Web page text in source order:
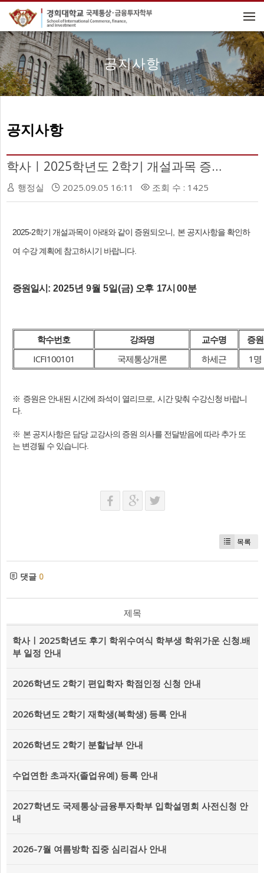
메뉴 건너뛰기
공지사항
공지사항
학사ㅣ2025학년도 2학기 개설과목 증원 안내(09월 05일 17:00예정)
행정실 2025.09.05 16:11 조회 수 : 1425
2025-2학기 개설과목이 아래와 같이 증원되오니
본 공지사항을 확인하
여 수강 계획에 참고하시기 바랍니다.
증원일시 : 2025년 9월 5일(금) 오후 17시 00분
학수번호 강좌명 교수명
증원
ICFI100101
국제통상개론 하세근 1명
※ 증원은 안내된 시간에 좌석이 열리므로 시간 맞춰 수강신청 바랍니
다.
※ 본 공지사항은 담당 교강사의 증원 의사를 전달받음에 따라 추가 또
는 변경될 수 있습니다.
목록
댓글 0
제목
학사ㅣ2025학년도 후기 학위수여식 학부생 학위가운 신청.배
부 일정 안내
2026학년도 2학기 편입학자 학점인정 신청 안내
2026학년도 2학기 재학생(복학생) 등록 안내
2026학년도 2학기 분할납부 안내
수업연한 초과자(졸업유예) 등록 안내
2027학년도 국제통상·금융투자학부 입학설명회 사전신청 안
내
2026-7월 여름방학 집중 심리검사 안내